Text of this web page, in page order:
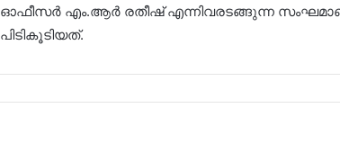
ഓഫീസർ എം.ആർ രതീഷ് എന്നിവരടങ്ങുന്ന
പിടികൂടിയത്.